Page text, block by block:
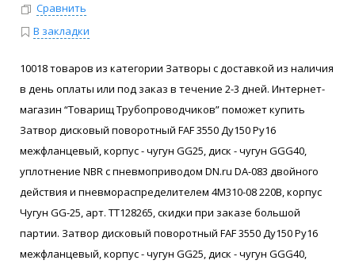
Сравнить
В закладки
10018 товаров из категории Затворы с доставкой из наличия
в день оплаты или под заказ в течение 2-3 дней. Интернет-
магазин “Товарищ Трубопроводчиков” поможет купить
Затвор дисковый поворотный FAF 3550 Ду150 Ру16
межфланцевый, корпус - чугун GG25, диск - чугун GGG40,
уплотнение NBR с пневмоприводом DN.ru DA-083 двойного
действия и пневмораспределителем 4M310-08 220В, корпус
Чугун GG-25, арт. ТТ128265, скидки при заказе большой
партии. Затвор дисковый поворотный FAF 3550 Ду150 Ру16
межфланцевый, корпус - чугун GG25, диск - чугун GGG40,